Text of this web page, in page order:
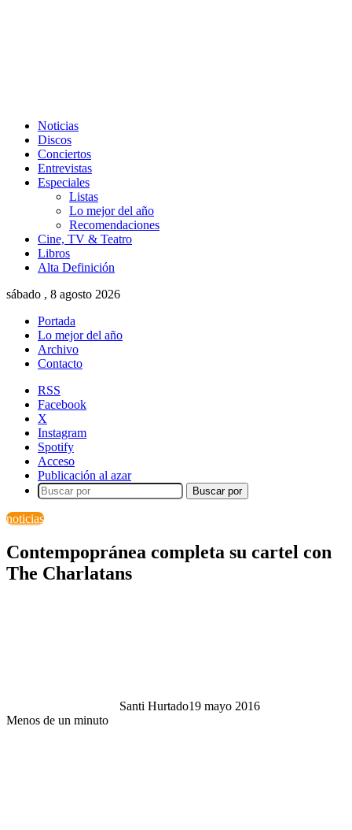
Noticias
Discos
Conciertos
Entrevistas
Especiales
Listas
Lo mejor del año
Recomendaciones
Cine, TV & Teatro
Libros
Alta Definición
sábado , 8 agosto 2026
Portada
Lo mejor del año
Archivo
Contacto
RSS
Facebook
X
Instagram
Spotify
Acceso
Publicación al azar
Buscar por
noticias
Contempopránea completa su cartel con
The Charlatans
Santi Hurtado19 mayo 2016
Menos de un minuto